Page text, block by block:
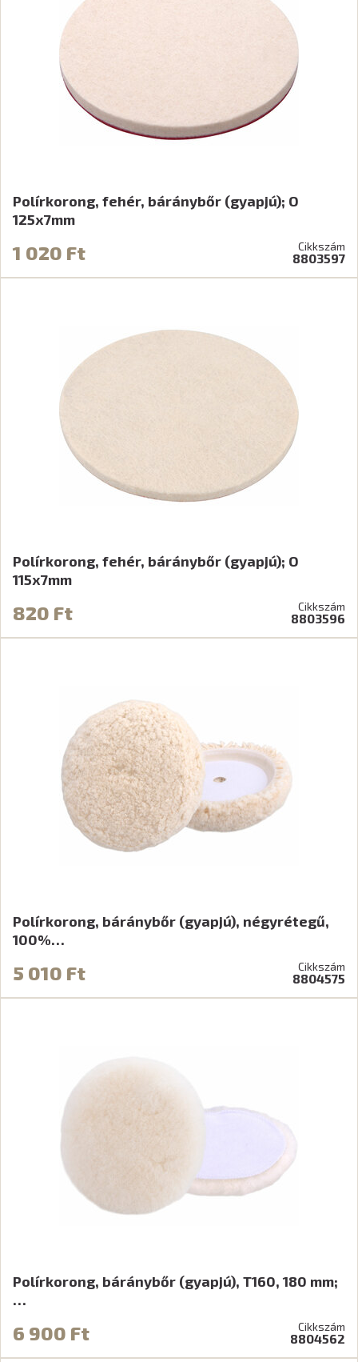
Polírkorong, fehér, báránybőr (gyapjú); O
125x7mm
1 020 Ft Cikkszám
8803597
Polírkorong, fehér, báránybőr (gyapjú); O
115x7mm
820 Ft Cikkszám
8803596
Polírkorong, báránybőr (gyapjú), négyrétegű,
100%…
5 010 Ft Cikkszám
8804575
Polírkorong, báránybőr (gyapjú), T160, 180 mm;
…
6 900 Ft Cikkszám
8804562